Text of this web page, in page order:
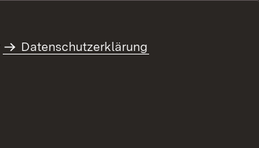
Datenschutzerklärung